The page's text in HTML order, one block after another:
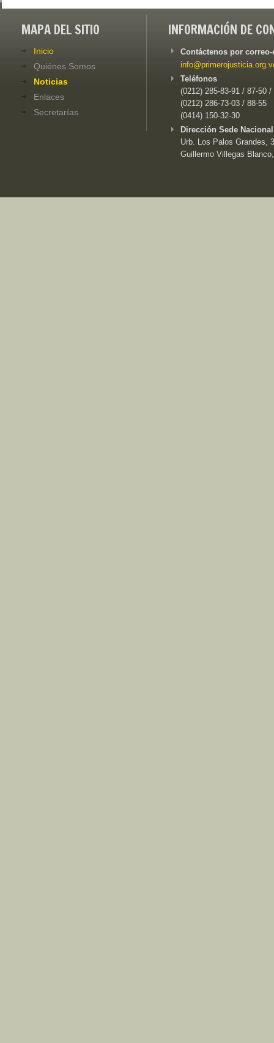
MAPA DEL SITIO
Inicio
Quiénes Somos
Noticias
Enlaces
Secretarías
INFORMACIÓN DE
Contáctenos por
Teléfonos
(0212) 285-83-91 / 87-50 /
(0212) 286-73-03 / 88-55
(0414) 150-32-30
Dirección Sede
Urb. Los Palos Grandes,
Guillermo Villegas